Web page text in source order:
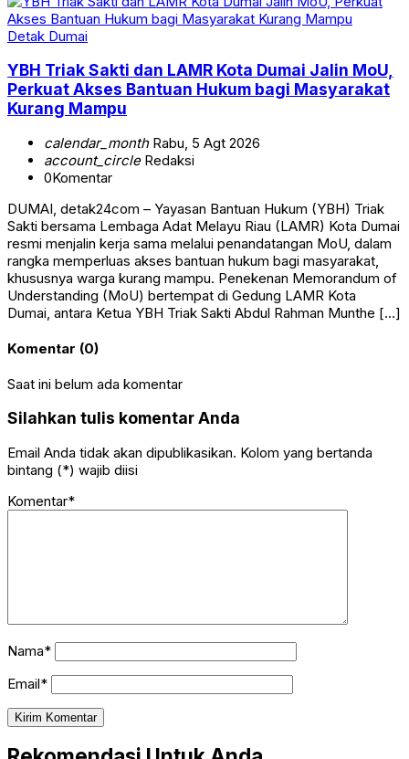
Detak Dumai
YBH Triak Sakti dan LAMR Kota Dumai Jalin MoU,
Perkuat Akses Bantuan Hukum bagi Masyarakat
Kurang Mampu
calendar_monthRabu, 5 Agt 2026
account_circleRedaksi
0Komentar
DUMAI, detak24com – Yayasan Bantuan Hukum (YBH) Triak
Sakti bersama Lembaga Adat Melayu Riau (LAMR) Kota Dumai
resmi menjalin kerja sama melalui penandatangan MoU, dalam
rangka memperluas akses bantuan hukum bagi masyarakat,
khususnya warga kurang mampu. Penekenan Memorandum of
Understanding (MoU) bertempat di Gedung LAMR Kota
Dumai, antara Ketua YBH Triak Sakti Abdul Rahman Munthe […]
Komentar (0)
Saat ini belum ada komentar
Silahkan tulis komentar Anda
Email Anda tidak akan dipublikasikan. Kolom yang bertanda
bintang (*) wajib diisi
Komentar*
Nama*
Email*